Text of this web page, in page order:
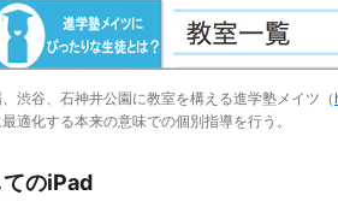
渋谷、石神井公園に教室を構える進学塾メイツ（
適化する本来の意味での個別指導を行う。
のiPad